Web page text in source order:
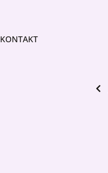
KONTAKT